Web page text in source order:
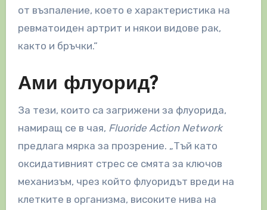
от възпаление, което е характеристика на
ревматоиден артрит и някои видове рак,
както и бръчки.“
Ами флуорид?
За тези, които са загрижени за флуорида,
намиращ се в чая, Fluoride Action Network
предлага мярка за прозрение. „Тъй като
оксидативният стрес се смята за ключов
механизъм, чрез който флуоридът вреди на
клетките в организма, високите нива на